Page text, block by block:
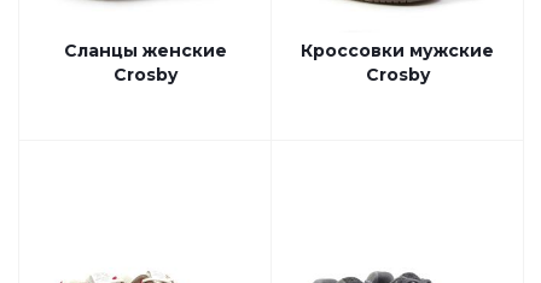
Сланцы женские
Crosby
Кроссовки мужские
Crosby